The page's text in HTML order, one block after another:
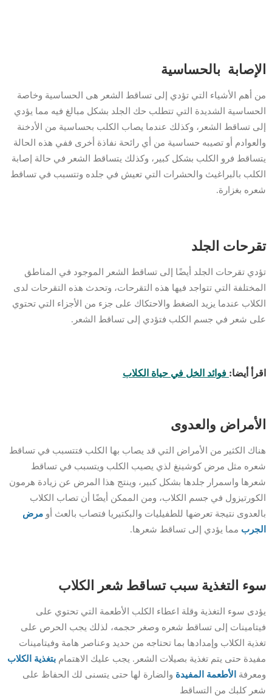
الإصابة بالحساسية
من أهم الأشياء التي تؤدي إلى تساقط الشعر هى الحساسية وخاصة
الحساسية الشديدة التي تتطلب حك الجلد بشكل مبالغ فيه مما يؤدي
إلى تساقط الشعر، وكذلك عندما يصاب الكلب بحساسية من الأدخنة
والعوادم أو تصيبه حساسية من أي رائحة نفاذة أخرى ففي هذه الحالة
يتساقط فرو الكلب بشكل كبير، وكذلك يتساقط الشعر في حالة إصابة
الكلب بالبراغيث والحشرات التي تعيش في جلده وتتسبب في تساقط
شعره بغزارة.
تقرحات الجلد
تؤدي تقرحات الجلد أيضًا إلى تساقط الشعر الموجود في المناطق
المختلفة التي تتواجد فيها هذه التقرحات، وتحدث هذه التقرحات لدى
الكلاب عندما يزيد الضغط والاحتكاك على جزء من الأجزاء التي تحتوي
على شعر في جسم الكلب فتؤدي إلى تساقط الشعر.
اقرأ أيضا: فوائد الخل في حياة الكلاب
الأمراض والعدوى
هناك الكثير من الأمراض التي قد يصاب بها الكلب فتتسبب في تساقط
شعره مثل مرض كوشينغ لذي يصيب الكلب ويتسبب في تساقط
شعرها واسمرار جلدها بشكل كبير، وينتج هذا المرض عن زيادة هرمون
الكورتيزول في جسم الكلاب، ومن الممكن أيضًا أن تصاب الكلاب
بالعدوى نتيجة تعرضها للطفيليات والبكتيريا فتصاب بالعث أو مرض
الجرب مما يؤدي إلى تساقط شعرها.
سوء التغذية سبب تساقط شعر الكلاب
يؤدى سوء التغذية وقلة اعطاء الكلب الأطعمة التي تحتوي على
فيتامينات إلى تساقط شعره وصغر حجمه، لذلك يجب الحرص على
تغذية الكلاب وإمدادها بما تحتاجه من حديد وعناصر هامة وفيتامينات
مفيدة حتى يتم تغذية بصيلات الشعر. يجب عليك الاهتمام بتغذية الكلاب
ومعرفة
الأطعمة المفيدة والضارة لها حتى يتسنى لك الحفاظ على
شعر كلبك من التساقط